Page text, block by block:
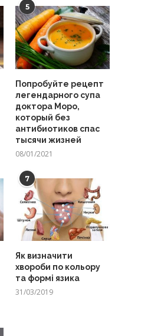
5
Попробуйте рецепт
легендарного супа
доктора Моро,
который без
антибиотиков спас
тысячи жизней
08/01/2021
7
Як визначити
хвороби по кольору
та формі язика
31/03/2019